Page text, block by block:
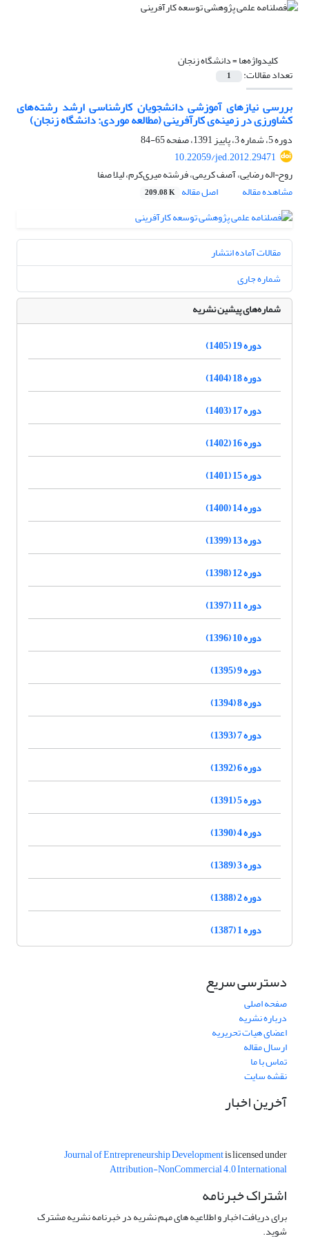
کلیدواژه‌ها =دانشگاه زنجان
تعداد مقالات: 1
بررسی نیازهای آموزشی دانشجویان کارشناسی ارشد رشته‌های
کشاورزی در زمینه‌ی کارآفرینی (مطالعه موردی: دانشگاه زنجان)
دوره 5، شماره 3، پاییز 1391، صفحه
65-84
10.22059/jed.2012.29471
روح¬اله رضایی، آصف کریمی، فرشته میری‌کرم، لیلا صفا
مشاهده مقاله
اصل مقاله 209.08 K
مقالات آماده انتشار
شماره جاری
شماره‌های پیشین نشریه
دوره 19 (1405)
دوره 18 (1404)
دوره 17 (1403)
دوره 16 (1402)
دوره 15 (1401)
دوره 14 (1400)
دوره 13 (1399)
دوره 12 (1398)
دوره 11 (1397)
دوره 10 (1396)
دوره 9 (1395)
دوره 8 (1394)
دوره 7 (1393)
دوره 6 (1392)
دوره 5 (1391)
دوره 4 (1390)
دوره 3 (1389)
دوره 2 (1388)
دوره 1 (1387)
دسترسی سریع
صفحه اصلی
درباره نشریه
اعضای هیات تحریریه
ارسال مقاله
تماس با ما
نقشه سایت
آخرین اخبار
Journal of Entrepreneurship Developmentis licensed under
Attribution-NonCommercial 4.0 International
اشتراک خبرنامه
برای دریافت اخبار و اطلاعیه های مهم نشریه در خبرنامه نشریه مشترک
شوید.